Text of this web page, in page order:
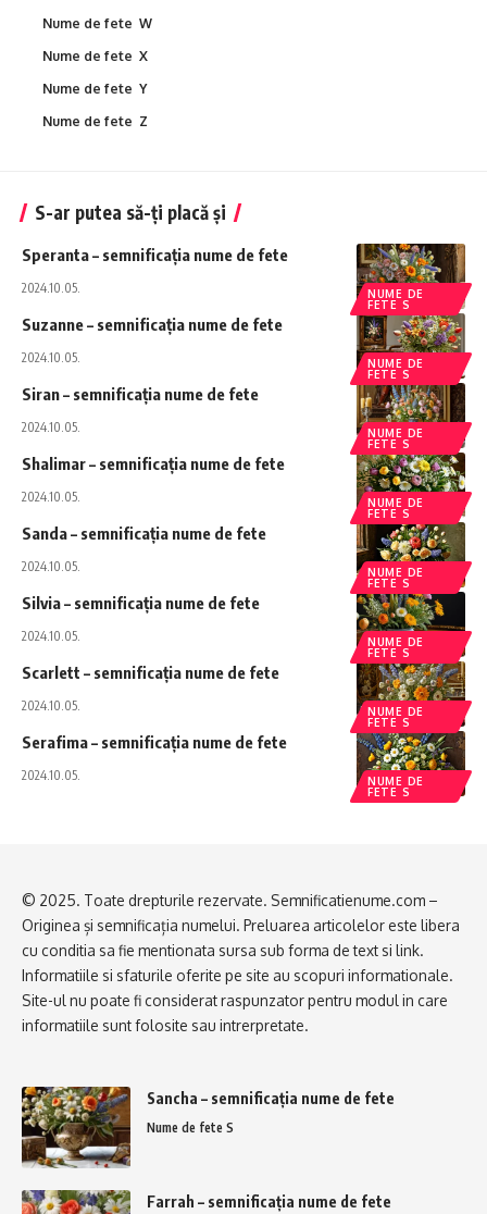
Nume de fete W
Nume de fete X
Nume de fete Y
Nume de fete Z
S-ar putea să-ți placă și
NUME DE
FETE S
Speranta – semnificația nume de fete
2024.10.05.
NUME DE
FETE S
Suzanne – semnificația nume de fete
2024.10.05.
NUME DE
FETE S
Siran – semnificația nume de fete
2024.10.05.
NUME DE
FETE S
Shalimar – semnificația nume de fete
2024.10.05.
NUME DE
FETE S
Sanda – semnificația nume de fete
2024.10.05.
NUME DE
FETE S
Silvia – semnificația nume de fete
2024.10.05.
NUME DE
FETE S
Scarlett – semnificația nume de fete
2024.10.05.
NUME DE
FETE S
Serafima – semnificația nume de fete
2024.10.05.
© 2025. Toate drepturile rezervate. Semnificatienume.com –
Originea și semnificația numelui. Preluarea articolelor este libera
cu conditia sa fie mentionata sursa sub forma de text si link.
Informatiile si sfaturile oferite pe site au scopuri informationale.
Site-ul nu poate fi considerat raspunzator pentru modul in care
informatiile sunt folosite sau intrerpretate.
Sancha – semnificația nume de fete
Nume de fete S
Farrah – semnificația nume de fete